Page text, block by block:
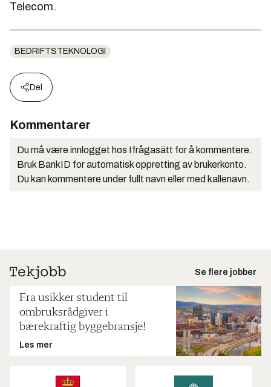
Telecom.
BEDRIFTSTEKNOLOGI
Del
Kommentarer
Du må være innlogget hos Ifrågasätt for å kommentere.
Bruk BankID for automatisk oppretting av brukerkonto.
Du kan kommentere under fullt navn eller med kallenavn.
Se flere jobber
Fra usikker student til
ombruksrådgiver i
bærekraftig byggebransje!
Les mer